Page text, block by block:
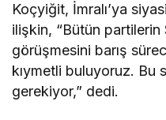
Koçyiğit, İmralı’ya
ilişkin, “Bütün partilerin
görüşmesini barış
kıymetli buluyoruz. Bu
gerekiyor,” dedi.